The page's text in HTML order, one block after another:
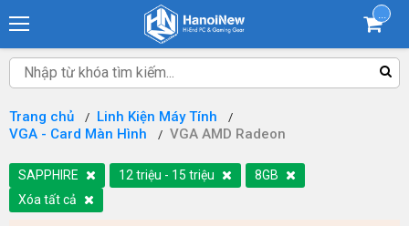
Trang chủ
Linh Kiện Máy Tính
VGA - Card Màn Hình
VGA AMD Radeon
SAPPHIRE 12 triệu - 15 triệu
8GB
Xóa tất cả